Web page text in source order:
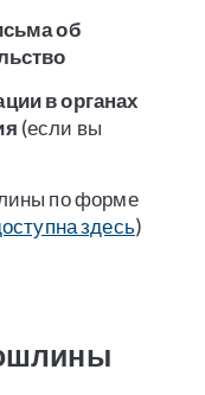
об
в органах
(если вы
по форме
здесь)